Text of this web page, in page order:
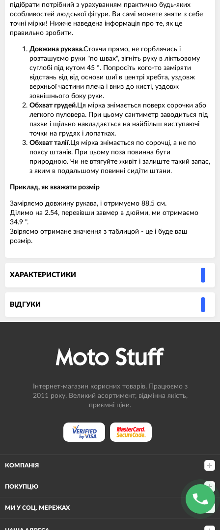
підібрати потрібний з урахуванням практично будь-яких
особливостей людської фігури. Ви самі можете зняти з себе
точні мірки! Нижче наведена інформація про те, як це
правильно зробити.
Довжина рукава.Стоячи прямо, не горблячись і
розташуємо руки "по швах", зігніть руку в ліктьовому
суглобі під кутом 45 °. Попросіть кого-то заміряти
відстань від від основи шиї в центрі хребта, уздовж
верхньої частини плеча і вниз до кисті, уздовж
зовнішнього боку руки.
Обхват грудей.Ця мірка знімається поверх сорочки або
легкого пуловера. При цьому сантиметр заводиться під
пахви і щільно накладається на найбільш виступаючі
точки на грудях і лопатках.
Обхват талії.Ця мірка знімається по сорочці, а не по
поясу штанів. При цьому поза повинна бути
природною. Чи не втягуйте живіт і залиште такий запас,
з яким в подальшому повинні сидіти штани.
Приклад, як вважати розмір
Заміряємо довжину рукава, і отримуємо 88,5 см.
Ділимо на 2.54, перевівши завмер в дюйми, ми отримаємо
34.9 ".
Звіряємо отримане значення з таблицой - це і буде ваш
розмір.
ХАРАКТЕРИСТИКИ
ВIДГУКИ
Інтернет-магазин корисних товарів. Працюємо з
2011 року. Великий асортимент, відмінна якість,
приємні ціни.
КОМПАНІЯ
ПОКУПЦЮ
МИ У СОЦ. МЕРЕЖАХ